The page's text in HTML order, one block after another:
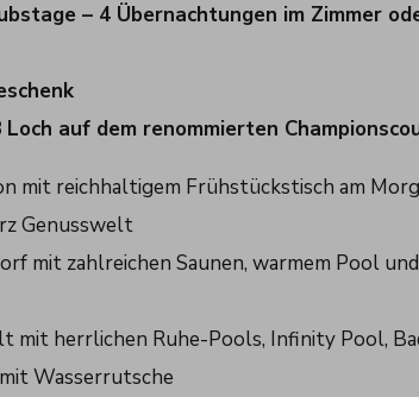
– 4 Übernachtungen im Zimmer
auf dem renommierten
mit reichhaltigem Frühstückstisch am
Genusswelt
mit zahlreichen Saunen, warmem Pool und
mit herrlichen Ruhe-Pools, Infinity Pool,
Wasserrutsche